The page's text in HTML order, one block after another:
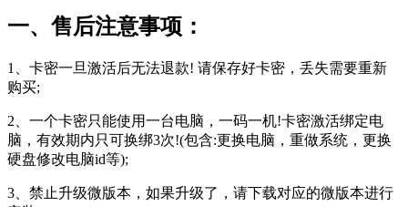
一、售后注意事项：
1、卡密一旦激活后无法退款! 请保存好卡密，丢失需要重新
购买;
2、一个卡密只能使用一台电脑，一码一机!卡密激活绑定电
脑，有效期内只可换绑3次!(包含:更换电脑，重做系统，更换
硬盘修改电脑id等);
3、禁止升级微版本，如果升级了，请下载对应的微版本进行